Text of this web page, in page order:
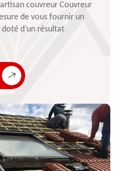
couvreur Couvreur
de vous fournir un
d’un résultat